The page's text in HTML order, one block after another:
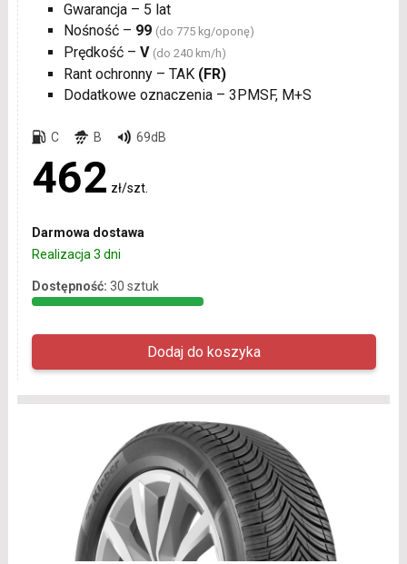
Gwarancja – 5 lat
Nośność – 99 (do 775 kg/oponę)
Prędkość – V (do 240 km/h)
Rant ochronny – TAK (FR)
Dodatkowe oznaczenia – 3PMSF, M+S
C B 69dB
462 zł/szt.
Darmowa dostawa
Realizacja 3 dni
Dostępność: 30 sztuk